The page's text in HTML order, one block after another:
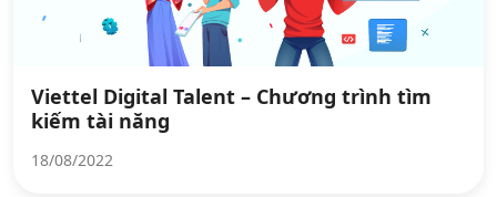
Viettel Digital Talent – Chương trình tìm
kiếm tài năng
18/08/2022